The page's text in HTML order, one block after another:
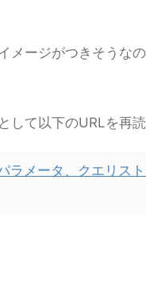
メージがつきそうな
して以下のURLを再読
ラメータ、クエリス